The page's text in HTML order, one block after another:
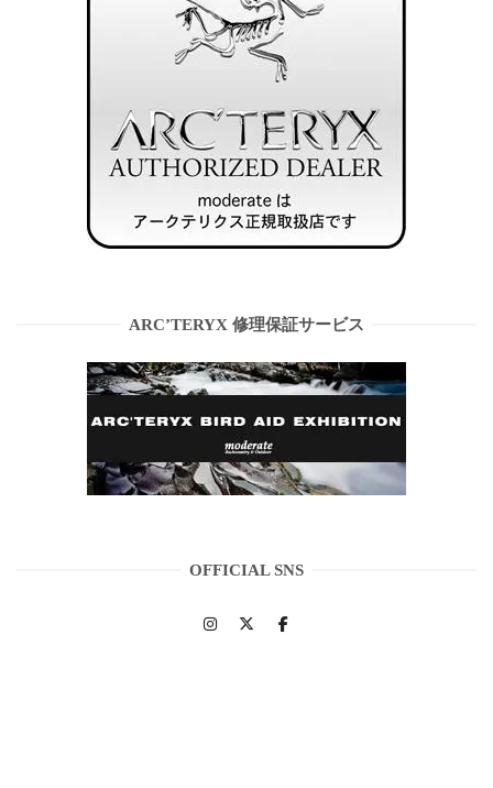
ARC’TERYX 修理保証サービス
OFFICIAL SNS